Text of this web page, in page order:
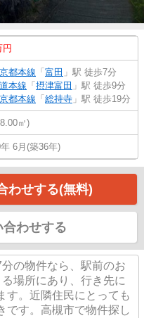
円
都本線 「 富田 」駅 徒歩7分
本線 「 摂津富田 」駅 徒歩9分
都本線 「 総持寺 」駅 徒歩19分
㎡)
6月(築36年)
わせする(無料)
合わせする
の物件なら、駅前のお
場所にあり、行き先に
す。近隣住民にとっても
です。高槻市で物件探し